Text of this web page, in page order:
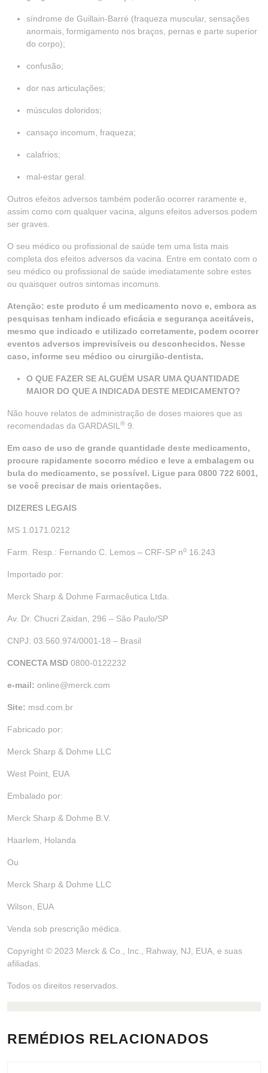
síndrome de Guillain-Barré (fraqueza muscular, sensações
anormais, formigamento nos braços, pernas e parte superior
do corpo);
confusão;
dor nas articulações;
músculos doloridos;
cansaço incomum, fraqueza;
calafrios;
mal-estar geral.
Outros efeitos adversos também poderão ocorrer raramente e,
assim como com qualquer vacina, alguns efeitos adversos podem
ser graves.
O seu médico ou profissional de saúde tem uma lista mais
completa dos efeitos adversos da vacina. Entre em contato com o
seu médico ou profissional de saúde imediatamente sobre estes
ou quaisquer outros sintomas incomuns.
Atenção: este produto é um medicamento novo e, embora as
pesquisas tenham indicado eficácia e segurança aceitáveis,
mesmo que indicado e utilizado corretamente, podem ocorrer
eventos adversos imprevisíveis ou desconhecidos. Nesse
caso, informe seu médico ou cirurgião-dentista.
O QUE FAZER SE ALGUÉM USAR UMA QUANTIDADE
MAIOR DO QUE A INDICADA DESTE MEDICAMENTO?
Não houve relatos de administração de doses maiores que as
recomendadas da GARDASIL ® 9.
Em caso de uso de grande quantidade deste medicamento,
procure rapidamente socorro médico e leve a embalagem ou
bula do medicamento, se possível. Ligue para 0800 722 6001,
se você precisar de mais orientações.
DIZERES LEGAIS
MS 1.0171.0212
Farm. Resp.: Fernando C. Lemos – CRF-SP no 16.243
Importado por:
Merck Sharp & Dohme Farmacêutica Ltda.
Av. Dr. Chucri Zaidan, 296 – São Paulo/SP
CNPJ: 03.560.974/0001-18 – Brasil
CONECTA MSD 0800-0122232
e-mail: online@merck.com
Site: msd.com.br
Fabricado por:
Merck Sharp & Dohme LLC
West Point, EUA
Embalado por:
Merck Sharp & Dohme B.V.
Haarlem, Holanda
Ou
Merck Sharp & Dohme LLC
Wilson, EUA
Venda sob prescrição médica.
Copyright © 2023 Merck & Co., Inc., Rahway, NJ, EUA, e suas
afiliadas.
Todos os direitos reservados.
REMÉDIOS RELACIONADOS